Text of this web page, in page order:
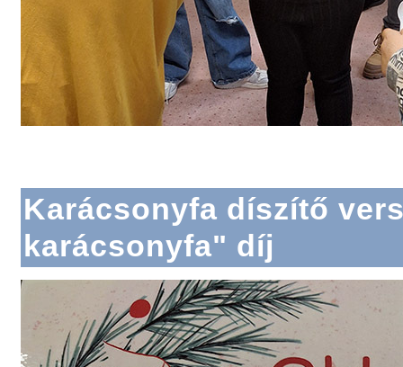
Karácsonyfa díszítő
karácsonyfa" díj